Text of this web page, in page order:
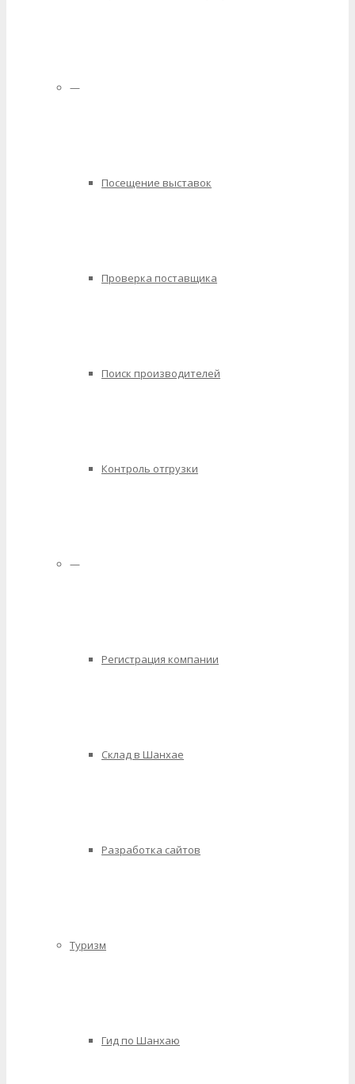
—
Посещение выставок
Проверка поставщика
Поиск производителей
Контроль отгрузки
—
Регистрация компании
Склад в Шанхае
Разработка сайтов
Туризм
Гид по Шанхаю